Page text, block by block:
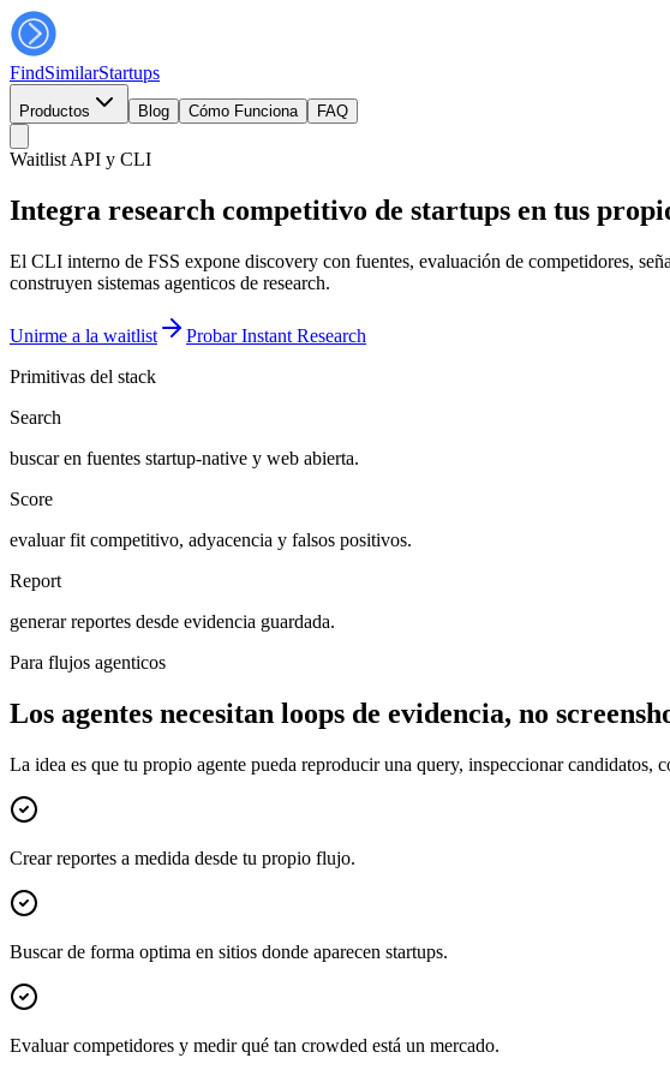
FindSimilarStartups
Productos Blog Cómo Funciona FAQ
Waitlist API y CLI
Integra research competitivo de startups en tus
El CLI interno de FSS expone discovery con fuentes, evaluación de competidores,
construyen sistemas agenticos de research.
Unirme a la waitlist
Probar Instant Research
Primitivas del stack
Search
buscar en fuentes startup-native y web abierta.
Score
evaluar fit competitivo, adyacencia y falsos positivos.
Report
generar reportes desde evidencia guardada.
Para flujos agenticos
Los agentes necesitan loops de evidencia, no
La idea es que tu propio agente pueda reproducir una query, inspeccionar candidatos,
Crear reportes a medida desde tu propio flujo.
Buscar de forma optima en sitios donde aparecen startups.
Evaluar competidores y medir qué tan crowded está un mercado.